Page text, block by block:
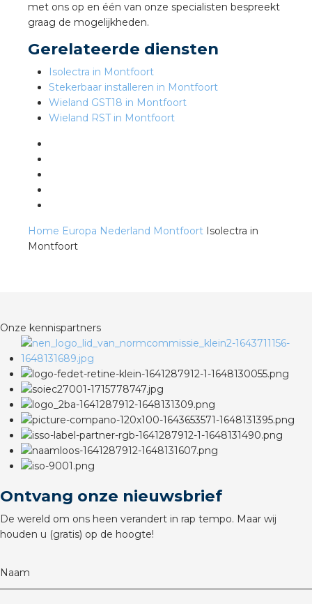
met ons op en één van onze specialisten bespreekt
graag de mogelijkheden.
Gerelateerde diensten
Isolectra in Montfoort
Stekerbaar installeren in Montfoort
Wieland GST18 in Montfoort
Wieland RST in Montfoort
Home Europa Nederland Montfoort Isolectra in
Montfoort
Onze kennispartners
Ontvang onze nieuwsbrief
De wereld om ons heen verandert in rap tempo. Maar wij
houden u (gratis) op de hoogte!
Naam
waarde